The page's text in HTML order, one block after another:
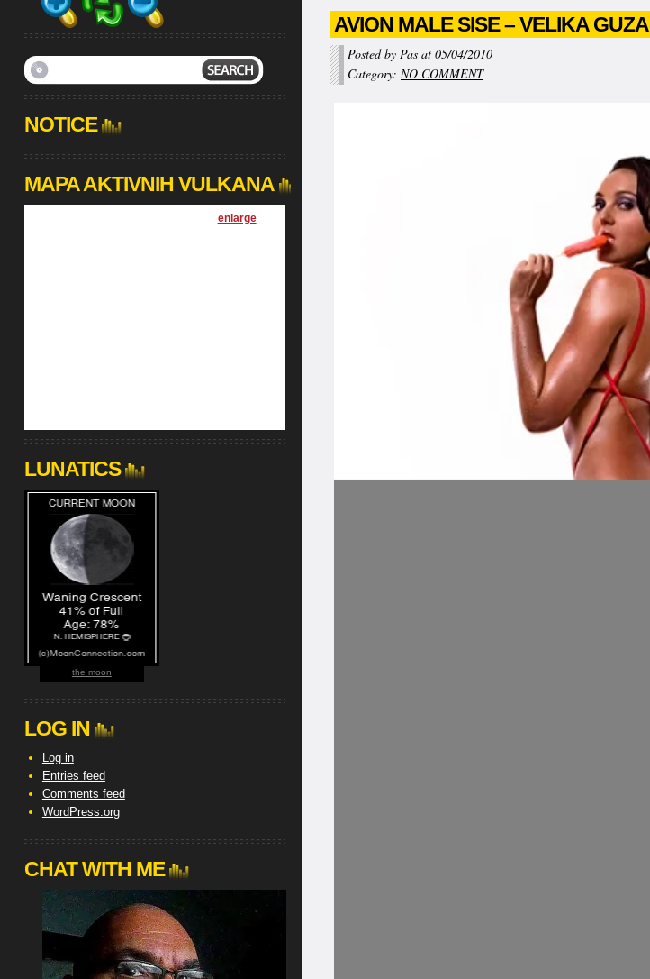
AVION MALE SISE – VELIKA GUZA
Posted by Pas at 05/04/2010
Category: NO COMMENT
NOTICE
MAPA AKTIVNIH VULKANA
enlarge]
LUNATICS
the moon
LOG IN
Log in
Entries feed
Comments feed
WordPress.org
CHAT WITH ME